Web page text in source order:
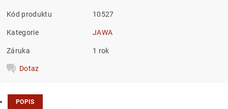
Kód produktu 10527
Kategorie JAWA
Záruka 1 rok
Dotaz
POPIS